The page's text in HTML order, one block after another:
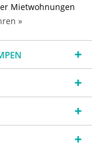
Mietwohnungen
»